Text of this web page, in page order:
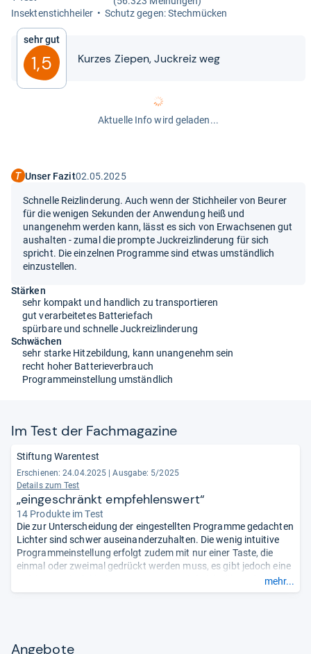
Insek­ten­stich­hei­ler
Schutz gegen: Stech­mücken
Sehr gut
1,5 Kur­zes Zie­pen, Juck­reiz weg
Aktuelle Info wird geladen...
Unser Fazit02.05.2025
Schnelle Reizlinderung. Auch wenn der Stichheiler von Beurer
für die wenigen Sekunden der Anwendung heiß und
unangenehm werden kann, lässt es sich von Erwachsenen gut
aushalten - zumal die prompte Juckreizlinderung für sich
spricht. Die einzelnen Programme sind etwas umständlich
einzustellen.
Stärken
sehr kompakt und handlich zu transportieren
gut verarbeitetes Batteriefach
spürbare und schnelle Juckreizlinderung
Schwächen
sehr starke Hitzebildung, kann unangenehm sein
recht hoher Batterieverbrauch
Programmeinstellung umständlich
Im Test der Fach­ma­ga­zine
Stiftung Warentest
Erschienen: 24.04.2025 | Ausgabe: 5/2025
Details zum Test
„eingeschränkt empfehlenswert“
14 Produkte im Test
Die zur Unterscheidung der eingestellten Programme gedachten
Lichter sind schwer auseinanderzuhalten. Die wenig intuitive
Programmeinstellung erfolgt zudem mit nur einer Taste, die
einmal oder zweimal gedrückt werden muss, es gibt jedoch eine
Anleitung. Die deklarierte Temperatur wird nicht überschritten &
es kommt nicht zu Temperaturschwankungen. Nachweisbare
mehr...
Angebote